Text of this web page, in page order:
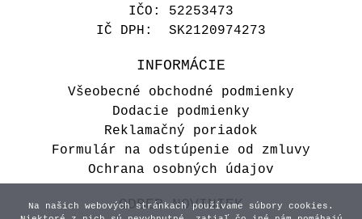
IČO: 52253473
IČ DPH: SK2120974273
INFORMÁCIE
Všeobecné obchodné podmienky
Dodacie podmienky
Reklamačný poriadok
Formulár na odstúpenie od zmluvy
Ochrana osobných údajov
ODBER NOVINIEK
Na našich webových stránkach používame súbory cookies.